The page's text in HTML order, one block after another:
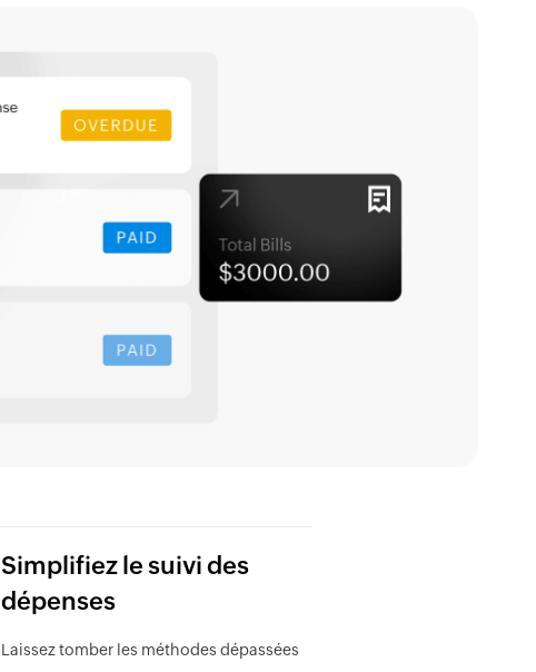
Simplifiez le suivi des
dépenses
Laissez tomber les méthodes dépassées